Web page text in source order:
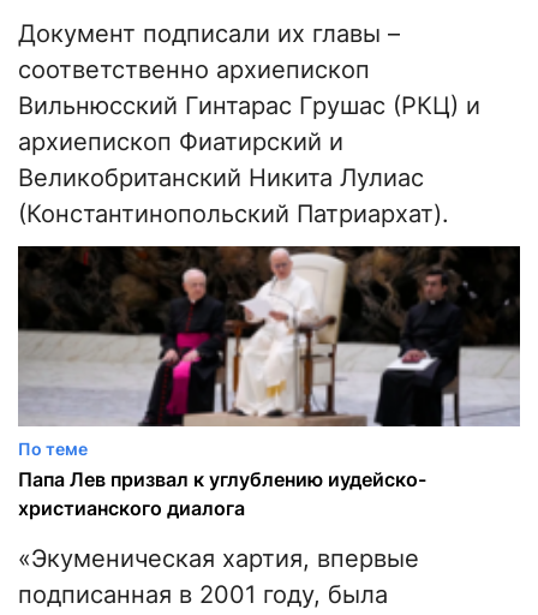
Документ подписали их главы –
соответственно архиепископ
Вильнюсский Гинтарас Грушас (РКЦ) и
архиепископ Фиатирский и
Великобританский Никита Лулиас
(Константинопольский Патриархат).
По теме
Папа Лев призвал к углублению иудейско-
христианского диалога
«Экуменическая хартия, впервые
подписанная в 2001 году, была